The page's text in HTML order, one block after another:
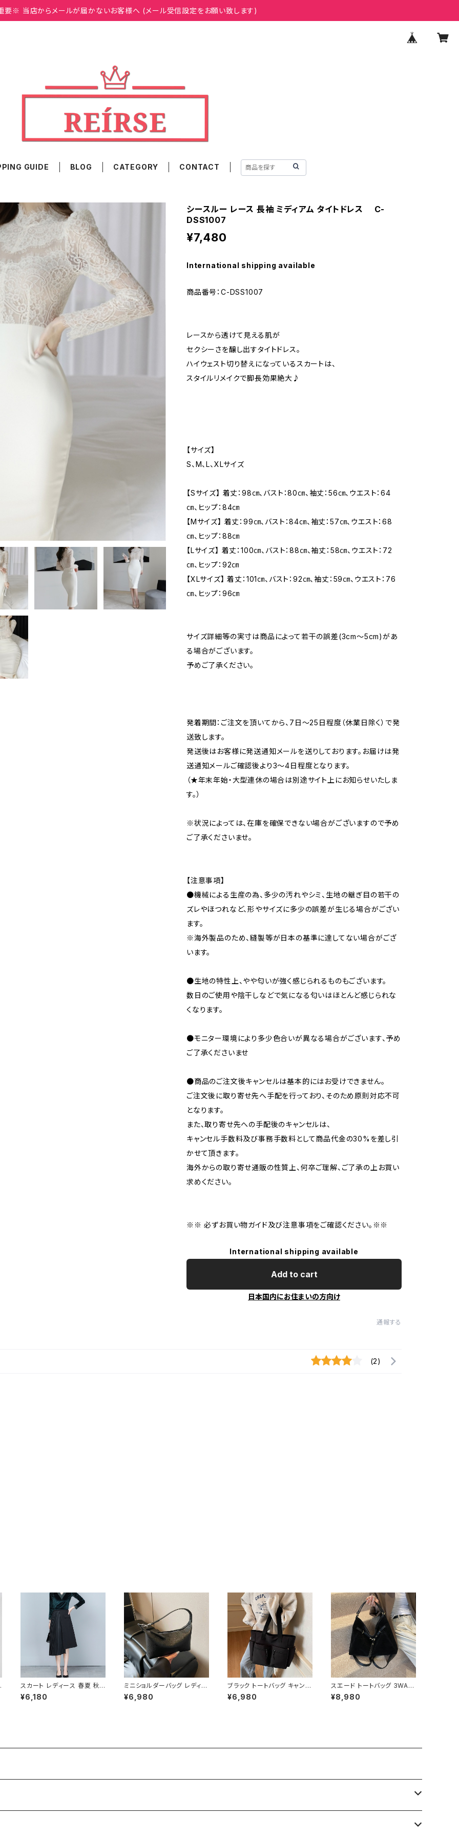
※ 当店からメールが届かないお客様へ (メール受信設定をお願い致します)
GUIDE BLOG CATEGORY CONTACT
シースルー レース 長袖 ミディアム タイトドレス C-
DSS1007
¥7,480
International shipping available
商品番号：C-DSS1007
レースから透けて見える肌が
セクシーさを醸し出すタイトドレス。
ハイウェスト切り替えになっているスカートは、
スタイルリメイクで脚長効果絶大♪
【サイズ】
S、M、L、XLサイズ
【Sサイズ】 着丈：98㎝、バスト：80㎝、袖丈：56㎝、ウエスト：64
㎝、ヒップ：84㎝
【Mサイズ】 着丈：99㎝、バスト：84㎝、袖丈：57㎝、ウエスト：68
㎝、ヒップ：88㎝
【Lサイズ】 着丈：100㎝、バスト：88㎝、袖丈：58㎝、ウエスト：72
㎝、ヒップ：92㎝
【XLサイズ】 着丈：101㎝、バスト：92㎝、袖丈：59㎝、ウエスト：76
㎝、ヒップ：96㎝
サイズ詳細等の実寸は商品によって若干の誤差(3cm〜5cm)があ
る場合がございます。
予めご了承ください。
発着期間：ご注文を頂いてから、7日〜25日程度（休業日除く）で発
送致します。
発送後はお客様に発送通知メールを送りしております。お届けは発
送通知メールご確認後より3〜4日程度となります。
（★年末年始・大型連休の場合は別途サイト上にお知らせいたしま
す。）
※状況によっては、在庫を確保できない場合がございますので予め
ご了承くださいませ。
【注意事項】
●機械による生産の為、多少の汚れやシミ、生地の継ぎ目の若干の
ズレやほつれなど、形やサイズに多少の誤差が生じる場合がござい
ます。
※海外製品のため、縫製等が日本の基準に達してない場合がござ
います。
●生地の特性上、やや匂いが強く感じられるものもございます。
数日のご使用や陰干しなどで気になる匂いはほとんど感じられな
くなります。
●モニター環境により多少色合いが異なる場合がございます、予め
ご了承くださいませ
●商品のご注文後キャンセルは基本的にはお受けできません。
ご注文後に取り寄せ先へ手配を行っており、そのため原則対応不可
となります。
また、取り寄せ先への手配後のキャンセルは、
キャンセル手数料及び事務手数料として商品代金の30%を差し引
かせて頂きます。
海外からの取り寄せ通販の性質上、何卒ご理解、ご了承の上お買い
求めください。
※※ 必ずお買い物ガイド及び注意事項をご確認ください。※※
International shipping available
Add to cart
日本国内にお住まいの方向け
通報する
(2)
スカート レディース 春夏 秋
冬 春 夏 秋 冬 黒 プリーツス
カート ミディアム丈 プリーツ
オフィス カジュアル OL 上品
¥6,180
ミニショルダーバッグ レディー
ス ワンショルダーバッグ 無地
シンプル バッグ 斜めがけ 大
¥6,980
ブラック トートバッグ キャンバ
ス 大容量 ポケット付き カジュ
アルバッグ 韓国風バッグ マザ
¥6,980
スエード トートバッグ 3WAY
ショルダーバッグ レディース
バッグ 斜めがけ 軽量 A4収納
¥8,980